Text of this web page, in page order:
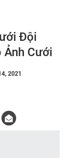
Đội
Ảnh Cưới
2021